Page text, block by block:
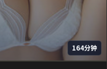
164分钟